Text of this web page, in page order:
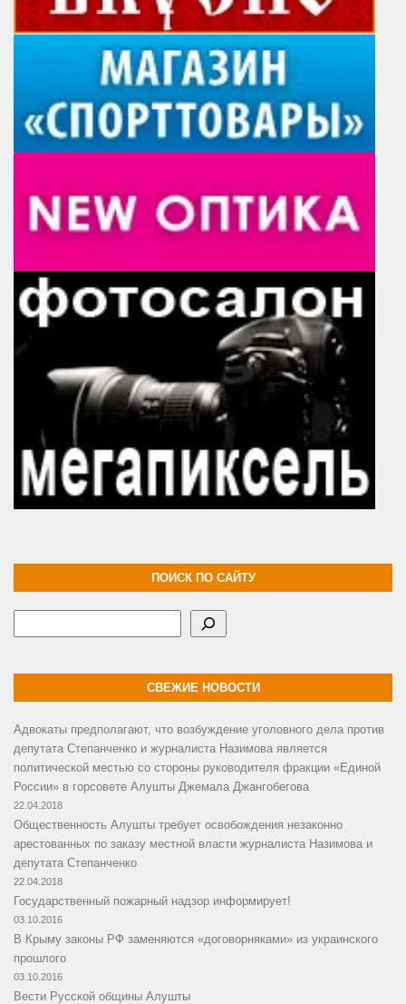
ПОИСК ПО САЙТУ
СВЕЖИЕ НОВОСТИ
Адвокаты предполагают, что возбуждение уголовного дела против
депутата Степанченко и журналиста Назимова является
политической местью со стороны руководителя фракции «Единой
России» в горсовете Алушты Джемала Джангобегова
22.04.2018
Общественность Алушты требует освобождения незаконно
арестованных по заказу местной власти журналиста Назимова и
депутата Степанченко
22.04.2018
Государственный пожарный надзор информирует!
03.10.2016
В Крыму законы РФ заменяются «договорняками» из украинского
прошлого
03.10.2016
Вести Русской общины Алушты